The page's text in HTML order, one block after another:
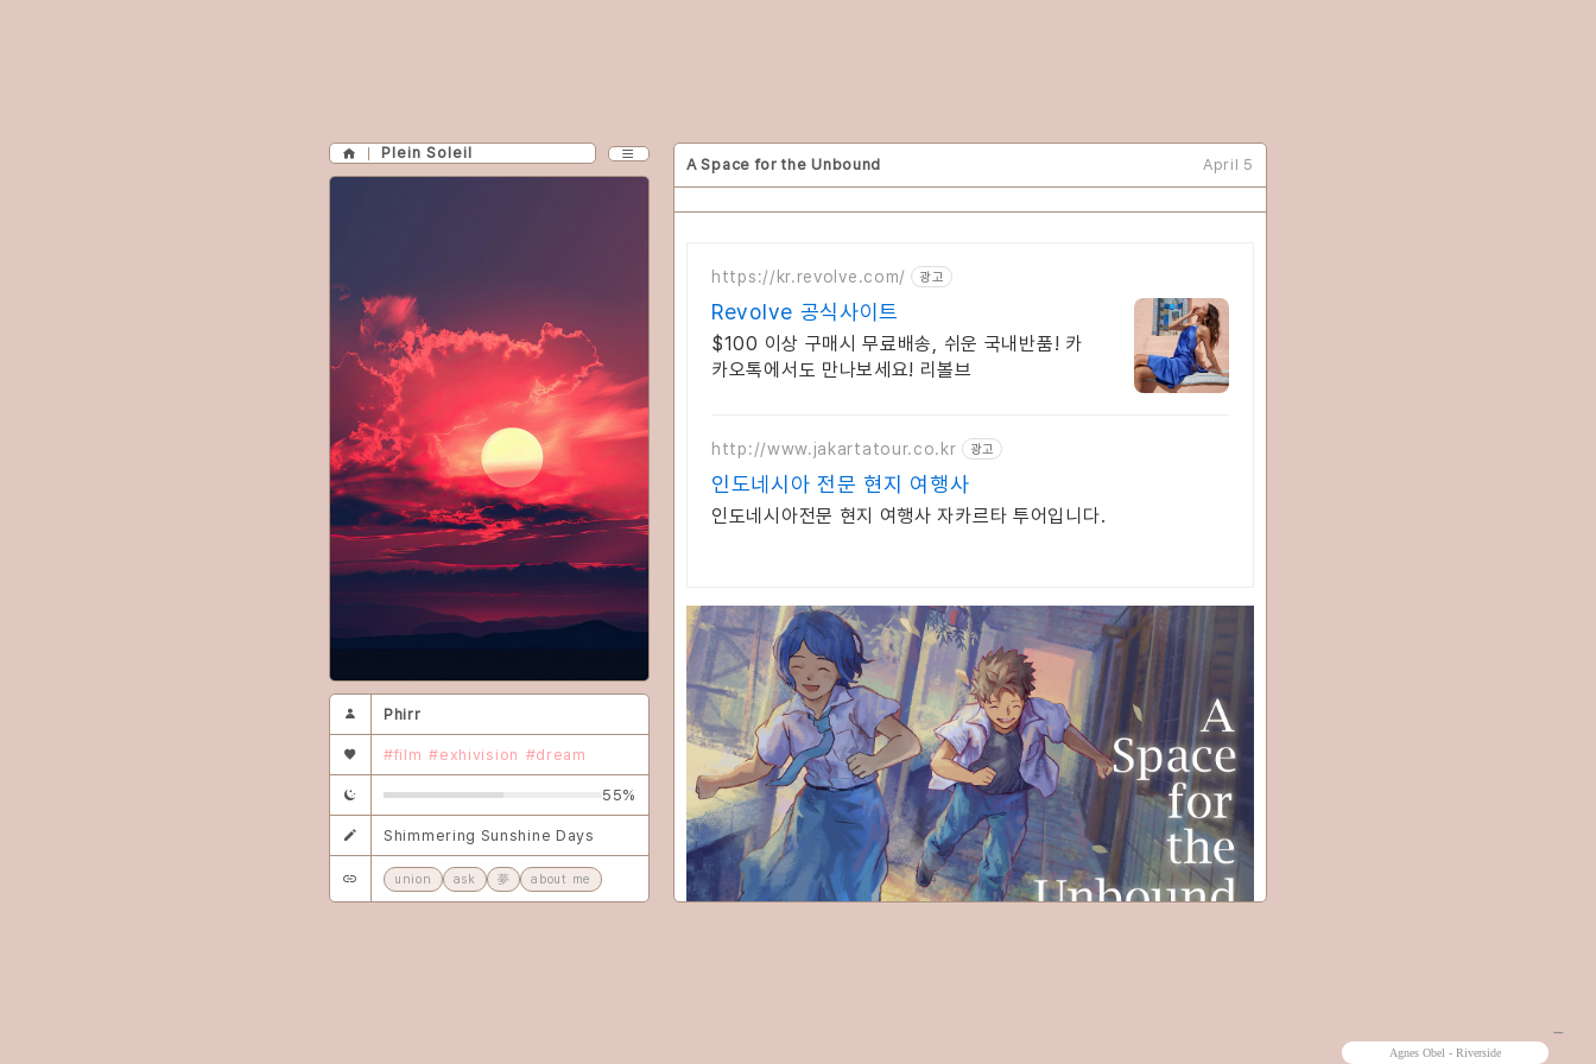
Plein Soleil
Phirr
#film #exhivision #dream
55%
Shimmering Sunshine Days
union ask 夢 about me
CATEGORY
분류 전체보기
rv
colossus
slipstream
A Space for the Unbound April 5
https://kr.revolve.com/ 광고
Revolve 공식사이트
$100 이상 구매시 무료배송, 쉬운 국내반품! 카
카오톡에서도 만나보세요! 리볼브
http://www.jakartatour.co.kr 광고
인도네시아 전문 현지 여행사
인도네시아전문 현지 여행사 자카르타 투어입니다.